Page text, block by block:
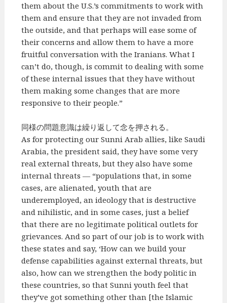
them about the U.S.’s commitments to work with
them and ensure that they are not invaded from
the outside, and that perhaps will ease some of
their concerns and allow them to have a more
fruitful conversation with the Iranians. What I
can’t do, though, is commit to dealing with some
of these internal issues that they have without
them making some changes that are more
responsive to their people.”
同様の問題意識は繰り返して念を押される。
As for protecting our Sunni Arab allies, like Saudi
Arabia, the president said, they have some very
real external threats, but they also have some
internal threats — “populations that, in some
cases, are alienated, youth that are
underemployed, an ideology that is destructive
and nihilistic, and in some cases, just a belief
that there are no legitimate political outlets for
grievances. And so part of our job is to work with
these states and say, ‘How can we build your
defense capabilities against external threats, but
also, how can we strengthen the body politic in
these countries, so that Sunni youth feel that
they’ve got something other than [the Islamic